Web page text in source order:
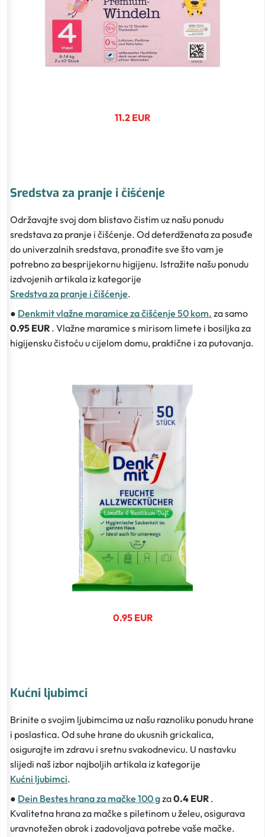
11.2 EUR
Sredstva za pranje i čišćenje
Održavajte svoj dom blistavo čistim uz našu ponudu
sredstava za pranje i čišćenje. Od deterdženata za posuđe
do univerzalnih sredstava, pronađite sve što vam je
potrebno za besprijekornu higijenu. Istražite našu ponudu
izdvojenih artikala iz kategorije
Sredstva za pranje i čišćenje.
● Denkmit vlažne maramice za čišćenje 50 kom. za samo
0.95 EUR . Vlažne maramice s mirisom limete i bosiljka za
higijensku čistoću u cijelom domu, praktične i za putovanja.
0.95 EUR
Kućni ljubimci
Brinite o svojim ljubimcima uz našu raznoliku ponudu hrane
i poslastica. Od suhe hrane do ukusnih grickalica,
osigurajte im zdravu i sretnu svakodnevicu. U nastavku
slijedi naš izbor najboljih artikala iz kategorije
Kućni ljubimci.
● Dein Bestes hrana za mačke 100 gza0.4 EUR .
Kvalitetna hrana za mačke s piletinom u želeu, osigurava
uravnotežen obrok i zadovoljava potrebe vaše mačke.